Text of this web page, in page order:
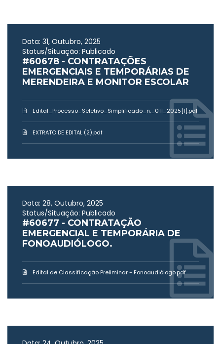
Data: 31, Outubro, 2025
Status/Situação: Publicado
#60678 - CONTRATAÇÕES
EMERGENCIAIS E TEMPORÁRIAS DE
MERENDEIRA E MONITOR ESCOLAR
Edital_Processo_Seletivo_Simplificado_n._011_2025[1].pdf
EXTRATO DE EDITAL (2).pdf
Data: 28, Outubro, 2025
Status/Situação: Publicado
#60677 - CONTRATAÇÃO
EMERGENCIAL E TEMPORÁRIA DE
FONOAUDIÓLOGO.
Edital de Classificação Preliminar - Fonoaudiólogo.pdf